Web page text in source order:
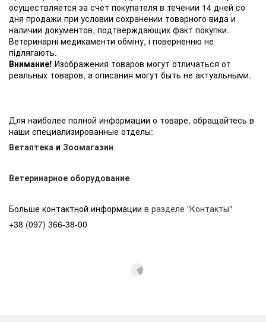
осуществляется за счет покупателя в течении 14 дней со
дня продажи при условии сохранении товарного вида и
наличии документов, подтверждающих факт покупки.
Ветеринарні медикаменти обміну, і поверненню не
підлягають.
Внимание! Изображения товаров могут отличаться от
реальных товаров, а описания могут быть не актуальными.
Для наиболее полной информации о товаре, обращайтесь в
наши специализированные отделы:
Ветаптека и Зоомагазин
Ветеринарное оборудование
Больше контактной информации в разделе "Контакты"
+38 (097) 366-38-00